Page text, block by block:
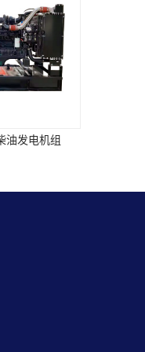
油发电机组